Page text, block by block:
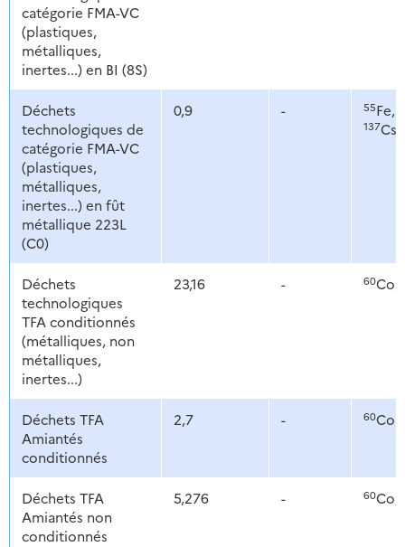
catégorie FMA-VC
(plastiques,
métalliques,
inertes...) en BI (8S)
Déchets
technologiques de
catégorie FMA-VC
(plastiques,
métalliques,
inertes...) en fût
métallique 223L
(C0)
0,9 - 55Fe,
137Cs
Déchets
technologiques
TFA conditionnés
(métalliques, non
métalliques,
inertes...)
23,16 - 60Co,
Déchets TFA
Amiantés
conditionnés
2,7 - 60Co,
Déchets TFA
Amiantés non
conditionnés
5,276 - 60Co,